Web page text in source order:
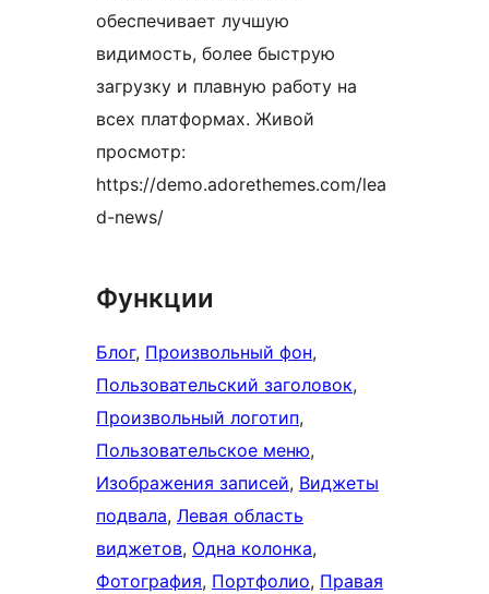
обеспечивает лучшую
видимость, более быструю
загрузку и плавную работу на
всех платформах. Живой
просмотр:
https://demo.adorethemes.com/lea
d-news/
Функции
Блог, Произвольный фон
Пользовательский заголовок
Произвольный логотип
Пользовательское меню
Изображения записей, Виджеты
подвала, Левая область
виджетов, Одна колонка
Фотография, Портфолио, Правая